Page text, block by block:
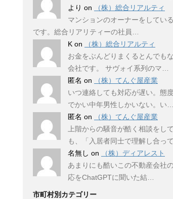
より on
（株）総合リアルティ
マンションのオーナーをしてい
です。総合リアリティーの社員…
K on
（株）総合リアルティ
お金をぶんどりまくるとんでも
会社です。 サヴォイ系列のマ…
匿名 on
（株）てんぐ屋産業
いつ連絡しても対応が遅い。態
でかい中年男性しかいない。い…
匿名 on
（株）てんぐ屋産業
上階からの騒音が酷く相談をして
も、「入居者同士で理解し合っ
名無し on
（株）ディアレスト
あまりにも酷いこの不動産会社
応をChatGPTに聞いた結…
市町村別カテゴリー